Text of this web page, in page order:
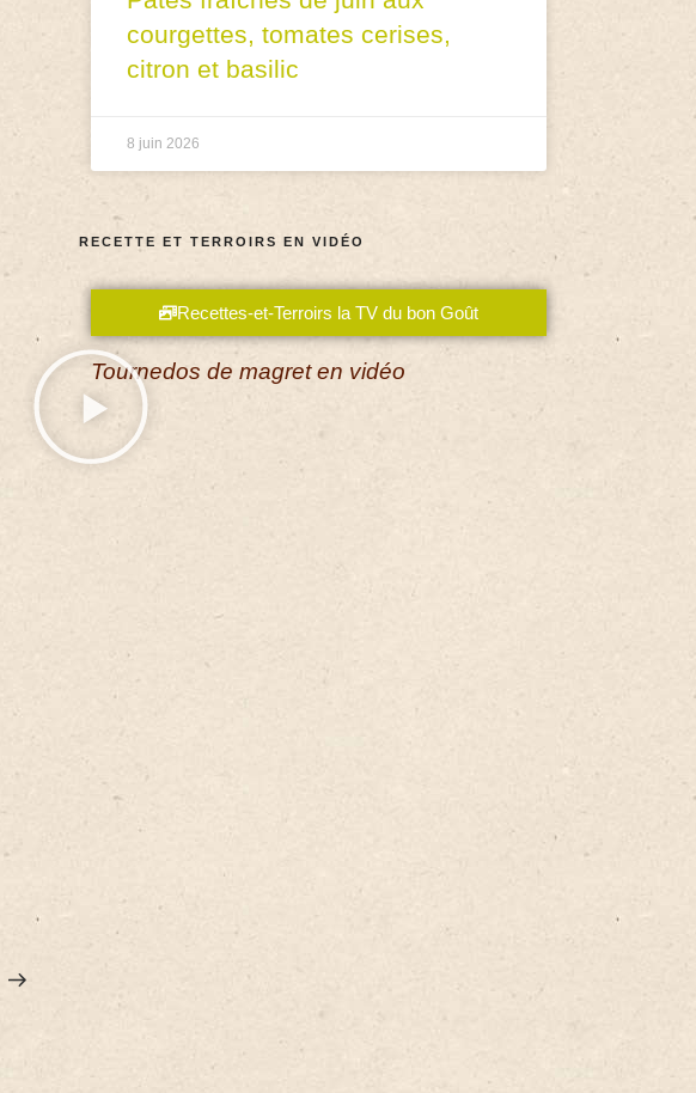
courgettes, tomates cerises,
citron et basilic
8 juin 2026
RECETTE ET TERROIRS EN VIDÉO
Recettes-et-Terroirs la TV du bon Goût
Tournedos de magret en vidéo